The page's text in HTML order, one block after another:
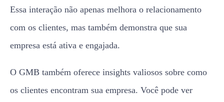
Essa interação não apenas melhora o relacionamento
com os clientes, mas também demonstra que sua
empresa está ativa e engajada.
O GMB também oferece insights valiosos sobre como
os clientes encontram sua empresa. Você pode ver